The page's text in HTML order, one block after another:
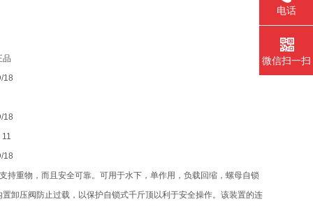
品
18
18
18
持重物，而且安全可靠。可用于水下，单作用，负载回缩，螺母自锁
卸压阀防止过载，以保护自锁式千斤顶以利于安全操作。该装置的连
电话
微信扫一扫